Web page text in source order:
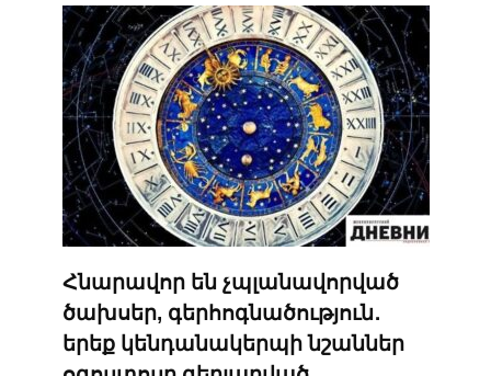
Հնարավոր են չպլանավորված
ծախսեր, գերհոգնածություն․
երեք կենդանակերպի նշաններ